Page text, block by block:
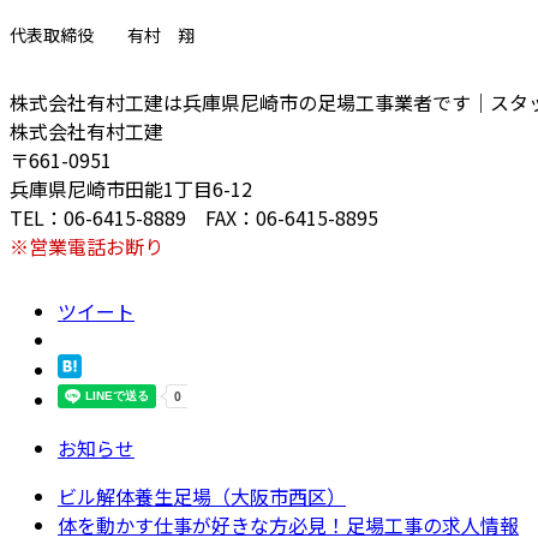
代表取締役 有村 翔
株式会社有村工建は兵庫県尼崎市の足場工事業者です｜スタ
株式会社有村工建
〒661-0951
兵庫県尼崎市田能1丁目6-12
TEL：06-6415-8889 FAX：06-6415-8895
※営業電話お断り
ツイート
お知らせ
ビル解体養生足場（大阪市西区）
体を動かす仕事が好きな方必見！足場工事の求人情報